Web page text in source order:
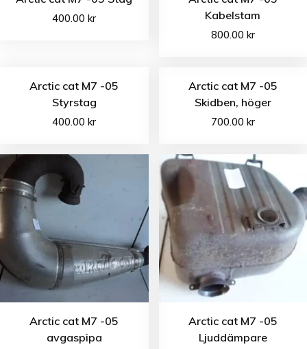
400.00kr
Kabelstam
800.00 kr
Arctic cat M7 -05
Styrstag
400.00kr
Arctic cat M7 -05
Skidben, höger
700.00 kr
Arctic cat M7 -05
avgaspipa
Arctic cat M7 -05
Ljuddämpare